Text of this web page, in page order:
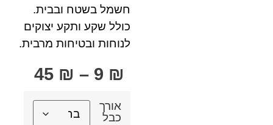
חשמל בשטח ובבית.
כולל שקע ותקע יצוקים
לנוחות ובטיחות מרבית.
9 ₪
–
45 ₪
אורך
כבל